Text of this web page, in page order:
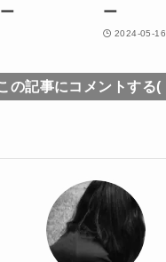
ー
2024-05-16
の記事にコメントする(